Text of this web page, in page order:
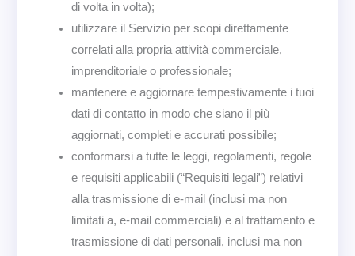
di volta in volta);
utilizzare il Servizio per scopi direttamente
correlati alla propria attività commerciale,
imprenditoriale o professionale;
mantenere e aggiornare tempestivamente i tuoi
dati di contatto in modo che siano il più
aggiornati, completi e accurati possibile;
conformarsi a tutte le leggi, regolamenti, regole
e requisiti applicabili (“Requisiti legali”) relativi
alla trasmissione di e-mail (inclusi ma non
limitati a, e-mail commerciali) e al trattamento e
trasmissione di dati personali, inclusi ma non